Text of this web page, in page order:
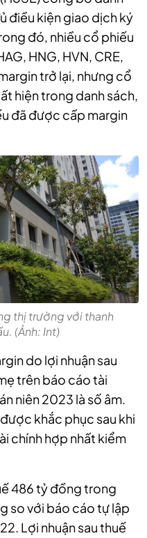
điều kiện giao dịch ký
đó, nhiều cổ phiếu
HNG, HVN, CRE,
trở lại, nhưng cổ
hiện trong danh sách,
đã được cấp margin
thị trường với thanh
(Ảnh: Int)
do lợi nhuận sau
trên báo cáo tài
niên 2023 là số âm.
khắc phục sau khi
chính hợp nhất kiểm
486 tỷ đồng trong
so với báo cáo tự lập
Lợi nhuận sau thuế